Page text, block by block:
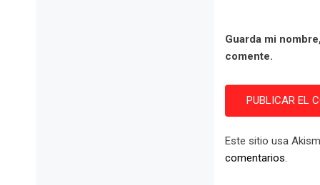
Guarda mi
comente.
Este sitio usa
comentarios.